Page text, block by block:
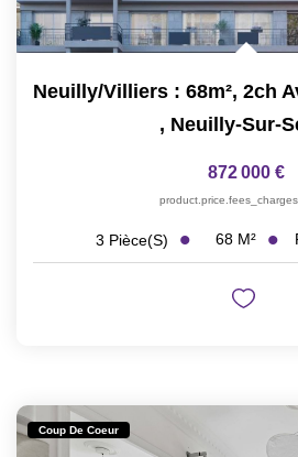
, Neuilly-Sur-
872 000 €
3 Pièce(s) 68 M²
Coup De Coeur